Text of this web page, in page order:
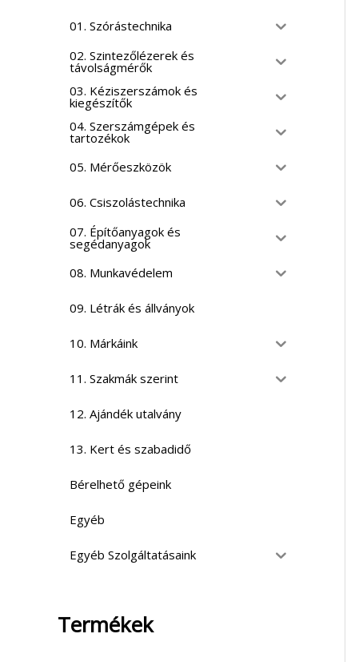
01. Szórástechnika
02. Szintezőlézerek és
távolságmérők
03. Kéziszerszámok és
kiegészítők
04. Szerszámgépek és
tartozékok
05. Mérőeszközök
06. Csiszolástechnika
07. Építőanyagok és
segédanyagok
08. Munkavédelem
09. Létrák és állványok
10. Márkáink
11. Szakmák szerint
12. Ajándék utalvány
13. Kert és szabadidő
Bérelhető gépeink
Egyéb
Egyéb Szolgáltatásaink
Termékek